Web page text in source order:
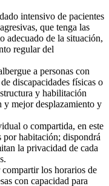
intensivo de pacientes
que tenga las
adecuado de la situación,
regular del
a personas con
discapacidades físicas o
y habilitación
y mejor desplazamiento y
o compartida, en este
por habitación; dispondrá
la privacidad de cada
compartir los horarios de
con capacidad para